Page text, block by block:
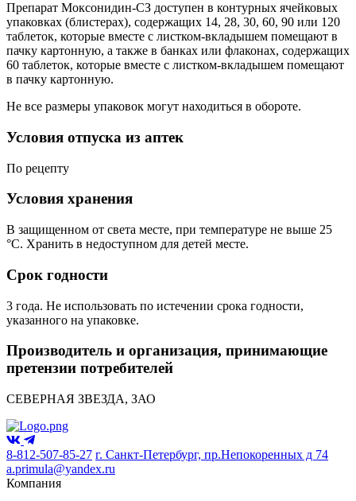
Препарат Моксонидин-СЗ доступен в контурных ячейковых
упаковках (блистерах), содержащих 14, 28, 30, 60, 90 или 120
таблеток, которые вместе с листком-вкладышем помещают в
пачку картонную, а также в банках или флаконах, содержащих
60 таблеток, которые вместе с листком-вкладышем помещают
в пачку картонную.
Не все размеры упаковок могут находиться в обороте.
Условия отпуска из аптек
По рецепту
Условия хранения
В защищенном от света месте, при температуре не выше 25
°С. Хранить в недоступном для детей месте.
Срок годности
3 года. Не использовать по истечении срока годности,
указанного на упаковке.
Производитель и организация, принимающие
претензии потребителей
СЕВЕРНАЯ ЗВЕЗДА, ЗАО
8-812-507-85-27 г. Санкт-Петербург, пр.Непокоренных д 74
a.primula@yandex.ru
Компания